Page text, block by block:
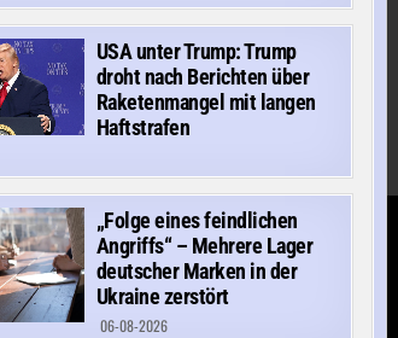
USA unter Trump: Trump
droht nach Berichten über
Raketenmangel mit langen
Haftstrafen
„Folge eines feindlichen
Angriffs“ – Mehrere Lager
deutscher Marken in der
Ukraine zerstört
06-08-2026